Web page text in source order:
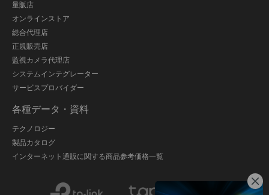
量販店
オンラインストア
総合代理店
正規販売店
監視カメラ代理店
システムインテグレーター
サービスプロバイダー
各種データ・資料
テクノロジー
製品カタログ
インターネット通販に関する商品参考価格一覧